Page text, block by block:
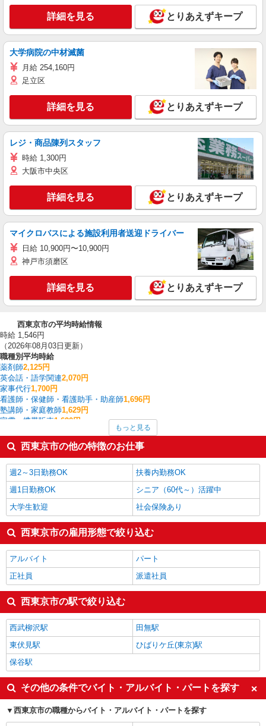
詳細を見る とりあえずキープ
大学病院の中材滅菌
月給 254,160円
足立区
詳細を見る とりあえずキープ
レジ・商品陳列スタッフ
時給 1,300円
大阪市中央区
詳細を見る とりあえずキープ
マイクロバスによる施設利用者送迎ドライバー
日給 10,900円〜10,900円
神戸市須磨区
詳細を見る とりあえずキープ
西東京市の平均時給情報
時給 1,546円
（2026年08月03日更新）
職種別平均時給
薬剤師2,125円
英会話・語学関連2,070円
家事代行1,700円
看護師・保健師・看護助手・助産師1,696円
塾講師・家庭教師1,629円
家電・携帯販売1,620円
イベント・キャンペーン1,600円
介護職・ヘルパー 1,575円
一般・営業事務1,567円
西東京市の他の職種の平均時給を見る
もっと見る
西東京市の他の特徴のお仕事
週2～3日勤務OK
扶養内勤務OK
週1日勤務OK
シニア（60代～）活躍中
大学生歓迎
社会保険あり
西東京市の雇用形態で絞り込む
アルバイト
パート
正社員
派遣社員
西東京市の駅で絞り込む
西武柳沢駅
田無駅
東伏見駅
ひばりケ丘(東京)駅
保谷駅
その他の条件でバイト・アルバイト・パートを探す
西東京市の職種からバイト・アルバイト・パートを探す